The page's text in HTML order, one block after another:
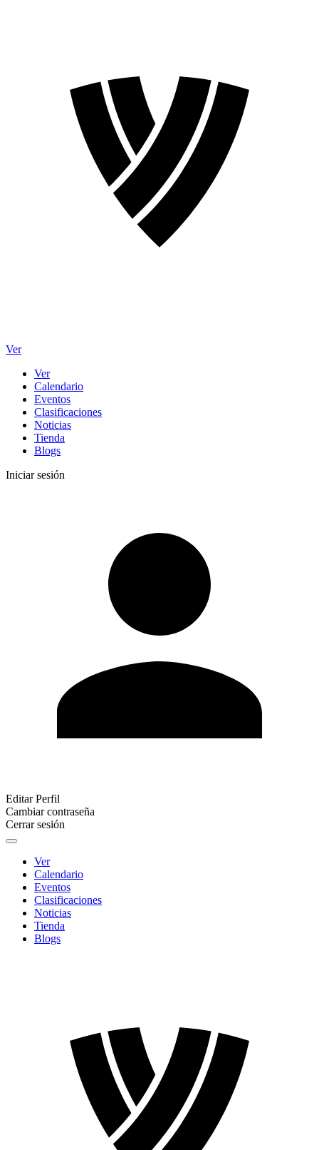
Ver
Ver
Calendario
Eventos
Clasificaciones
Noticias
Tienda
Blogs
Iniciar sesión
Editar Perfil
Cambiar contraseña
Cerrar sesión
Ver
Calendario
Eventos
Clasificaciones
Noticias
Tienda
Blogs